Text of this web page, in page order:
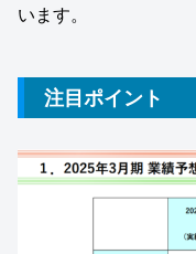
います。
注目ポイント